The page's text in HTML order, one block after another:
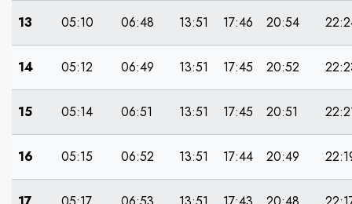
13 05:10 06:48 13:51 17:46 20:54
14 05:12 06:49 13:51 17:45 20:52
15 05:14 06:51 13:51 17:45 20:51
16 05:15 06:52 13:51 17:44 20:49